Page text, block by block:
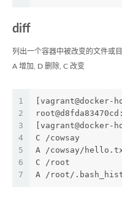
diff
列出一个容器中被改变的文件或
A 增加, D 删除, C 改变
1
2
3
4
5
6
7
C /cowsay
A /cowsay/
C /root
A /root/